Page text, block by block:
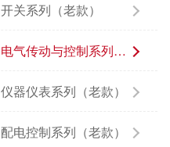
开关系列（老款）
电气传动与控制系列（老款）
仪器仪表系列（老款）
配电控制系列（老款）
以母爱为名丨执扇寻夏 共赴一场美好花事